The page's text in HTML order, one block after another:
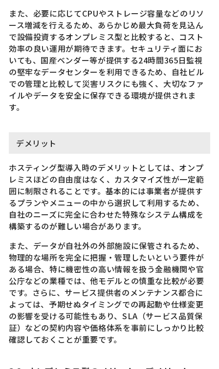
また、必要に応じてCPUやストレージ容量などのリソ
ース増減を行えるため、あらかじめ最大負荷を見込ん
で設備投資するオンプレミス型と比較すると、コスト
効率の良い運用が期待できます。セキュリティ面にお
いても、国産ベンダー等が提供する24時間365日監視
の堅牢なデータセンターを利用できるため、自社ビル
での管理と比較して災害リスクにも強く、大切なファ
イルやデータを安全に保存できる環境が提供されま
す。
デメリット
ホスティング型導入時のデメリットとしては、オンプ
レミスほどの自由度はなく、カスタマイズ性が一定範
囲に制限されることです。基本的には事業者が提供す
るプランやメニューの中から選択して利用するため、
自社のニーズに完全に合わせた特殊なシステム構成を
構築するのが難しい場合があります。
また、データが自社外の外部施設に保管されるため、
物理的な場所を完全に把握・管理したいという要件が
ある場合、特に機密性の高い情報を扱う金融機関や官
公庁などの業種では、他モデルとの慎重な比較が必要
です。さらに、サービス提供者のメンテナンス都合に
よっては、予期せぬタイミングでの再起動や仕様変更
の影響を受ける可能性もあり、SLA（サービス品質保
証）などの契約内容や価格体系を事前にしっかり比較
確認しておくことが重要です。